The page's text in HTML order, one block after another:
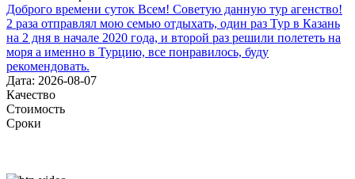
Доброго времени суток Всем! Советую данную тур агенство!
2 раза отправлял мою семью отдыхать, один раз Тур в Казань
на 2 дня в начале 2020 года, и второй раз решили полететь на
моря а именно в Турцию, все понравилось, буду
рекомендовать.
Дата: 2026-08-07
Качество
Стоимость
Сроки